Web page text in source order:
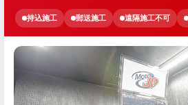
持込施工 郵送施工 遠隔施工不可